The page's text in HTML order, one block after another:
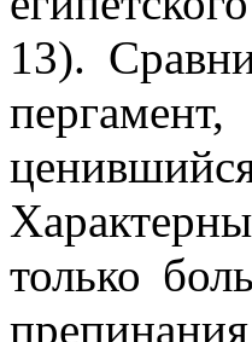
13).
только